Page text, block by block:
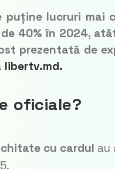
puține lucruri mai
40% în 2024,
prezentată de
libertv.md.
oficiale?
cu cardul au